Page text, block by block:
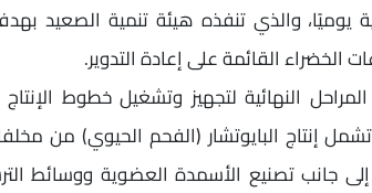
يوميًا، والذي تنفذه هيئة تنمية الصعيد
الخضراء القائمة على إعادة التدوير.
النهائية لتجهيز وتشغيل خطوط
نحو 90%، وتشمل إنتاج البايوتشار (الفحم الحيوي)
جانب تصنيع الأسمدة العضوية ووسائط